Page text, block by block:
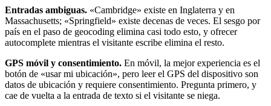
Entradas ambiguas. «Cambridge» existe en Inglaterra y en
Massachusetts; «Springfield» existe decenas de veces. El sesgo por
país en el paso de geocoding elimina casi todo esto, y ofrecer
autocomplete mientras el visitante escribe elimina el resto.
GPS móvil y consentimiento. En móvil, la mejor experiencia es el
botón de «usar mi ubicación», pero leer el GPS del dispositivo son
datos de ubicación y requiere consentimiento. Pregunta primero, y
cae de vuelta a la entrada de texto si el visitante se niega.